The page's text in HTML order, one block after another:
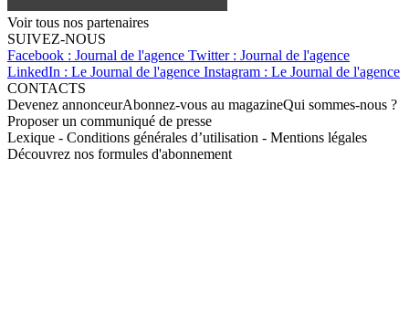
Voir tous nos partenaires
SUIVEZ-NOUS
Facebook : Journal de l'agence Twitter : Journal de l'agence
LinkedIn : Le Journal de l'agence Instagram : Le Journal de l'agence
CONTACTS
Devenez annonceurAbonnez-vous au magazineQui sommes-nous ?
Proposer un communiqué de presse
Lexique - Conditions générales d’utilisation - Mentions légales
Découvrez nos formules d'abonnement